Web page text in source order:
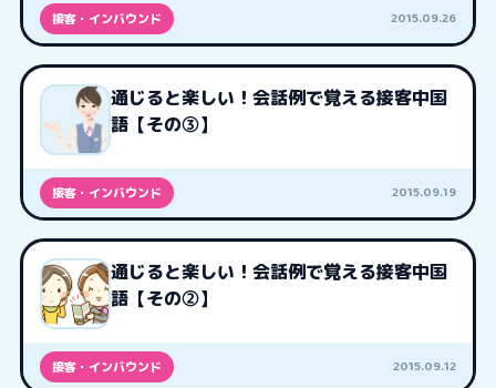
接客・インバウンド 2015.09.26
通じると楽しい！会話例で覚える接客中国
語【その③】
接客・インバウンド 2015.09.19
通じると楽しい！会話例で覚える接客中国
語【その②】
接客・インバウンド 2015.09.12